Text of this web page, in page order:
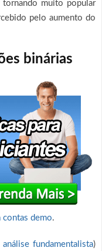
tornando muito popular
pelo aumento do
binárias
demo.
análise fundamentalista)